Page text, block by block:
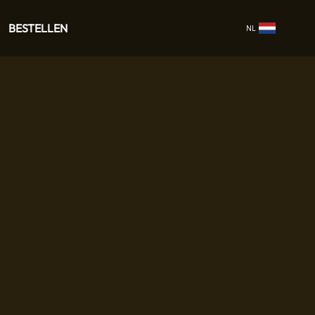
BESTELLEN NL